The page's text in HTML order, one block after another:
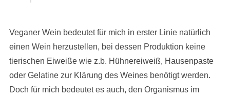
Veganer Wein bedeutet für mich in erster Linie natürlich
einen Wein herzustellen, bei dessen Produktion keine
tierischen Eiweiße wie z.b. Hühnereiweiß, Hausenpaste
oder Gelatine zur Klärung des Weines benötigt werden.
Doch für mich bedeutet es auch, den Organismus im